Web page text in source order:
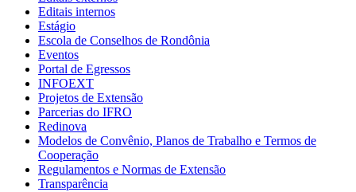
Editais internos
Estágio
Escola de Conselhos de Rondônia
Eventos
Portal de Egressos
INFOEXT
Projetos de Extensão
Parcerias do IFRO
Redinova
Modelos de Convênio, Planos de Trabalho e Termos de
Cooperação
Regulamentos e Normas de Extensão
Transparência